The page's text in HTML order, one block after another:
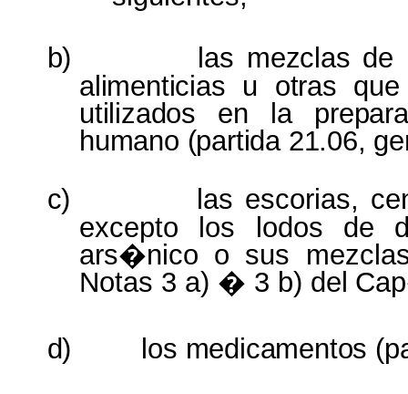
b)
las mezclas de
alimenticias u otras
utilizados en la
humano (partida 21.06,
c)
las escorias,
excepto los lodos de
ars�nico o sus
Notas 3 a) � 3 b) del
d) los medicamentos